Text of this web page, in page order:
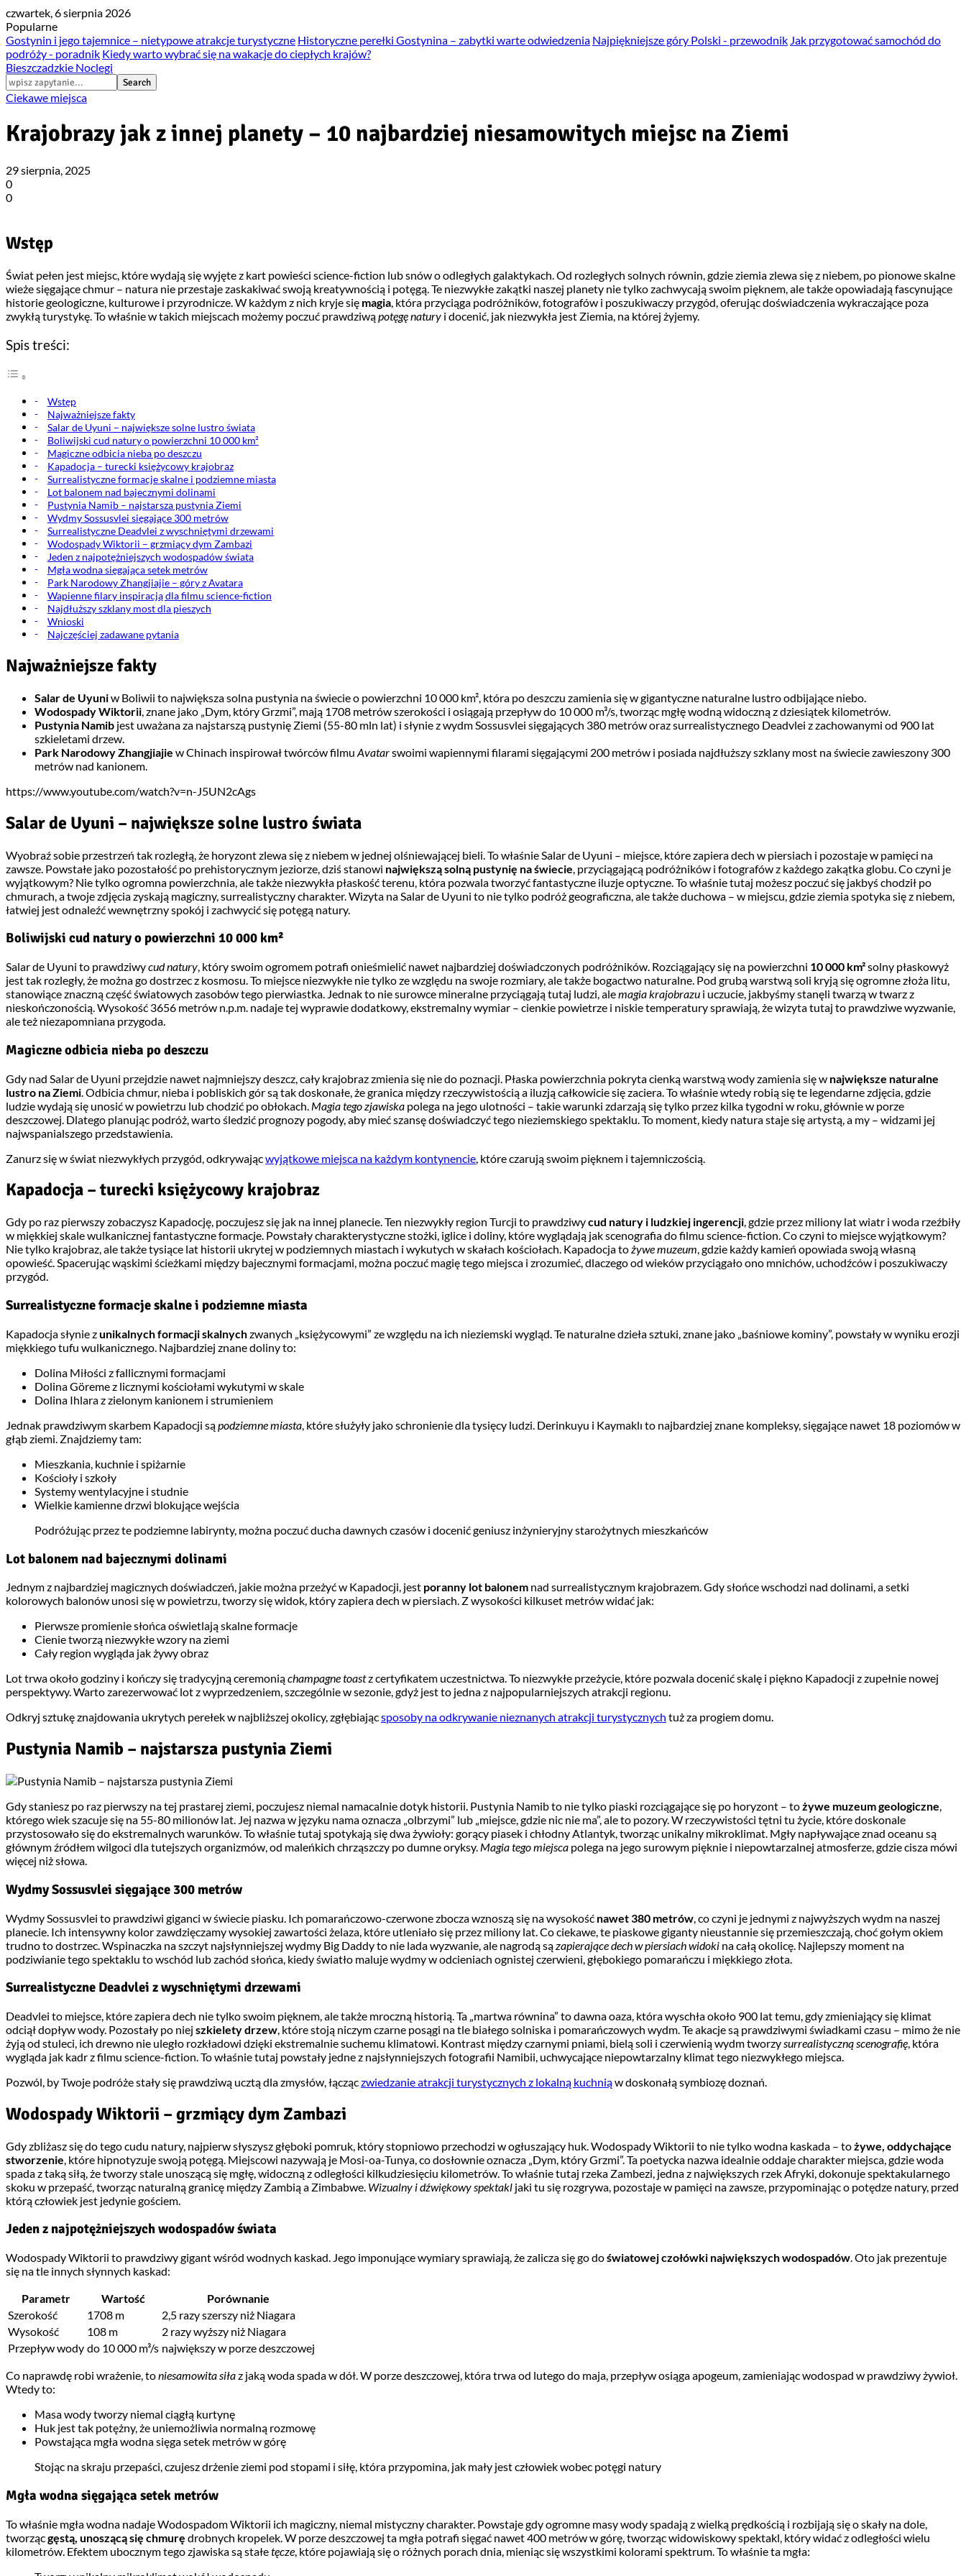
czwartek, 6 sierpnia 2026
Popularne
Gostynin i jego tajemnice – nietypowe atrakcje turystyczne Historyczne perełki Gostynina – zabytki warte odwiedzenia Najpiękniejsze góry Polski - przewodnik Jak przygotować samochód do
podróży - poradnik Kiedy warto wybrać się na wakacje do ciepłych krajów?
Bieszczadzkie Noclegi
Ciekawe miejsca
Krajobrazy jak z innej planety – 10 najbardziej niesamowitych miejsc na Ziemi
29 sierpnia, 2025
0
0
Wstęp
Świat pełen jest miejsc, które wydają się wyjęte z kart powieści science-fiction lub snów o odległych galaktykach. Od rozległych solnych równin, gdzie ziemia zlewa się z niebem, po pionowe skalne
wieże sięgające chmur – natura nie przestaje zaskakiwać swoją kreatywnością i potęgą. Te niezwykłe zakątki naszej planety nie tylko zachwycają swoim pięknem, ale także opowiadają fascynujące
historie geologiczne, kulturowe i przyrodnicze. W każdym z nich kryje się magia , która przyciąga podróżników, fotografów i poszukiwaczy przygód, oferując doświadczenia wykraczające poza
zwykłą turystykę. To właśnie w takich miejscach możemy poczuć prawdziwąpotęgę natury i docenić, jak niezwykła jest Ziemia, na której żyjemy.
Spis treści:
Wstęp
Najważniejsze fakty
Salar de Uyuni – największe solne lustro świata
Boliwijski cud natury o powierzchni 10 000 km²
Magiczne odbicia nieba po deszczu
Kapadocja – turecki księżycowy krajobraz
Surrealistyczne formacje skalne i podziemne miasta
Lot balonem nad bajecznymi dolinami
Pustynia Namib – najstarsza pustynia Ziemi
Wydmy Sossusvlei sięgające 300 metrów
Surrealistyczne Deadvlei z wyschniętymi drzewami
Wodospady Wiktorii – grzmiący dym Zambazi
Jeden z najpotężniejszych wodospadów świata
Mgła wodna sięgająca setek metrów
Park Narodowy Zhangjiajie – góry z Avatara
Wapienne filary inspiracją dla filmu science-fiction
Najdłuższy szklany most dla pieszych
Wnioski
Najczęściej zadawane pytania
Najważniejsze fakty
Salar de Uyuniw Boliwii to największa solna pustynia na świecie o powierzchni 10 000 km², która po deszczu zamienia się w gigantyczne naturalne lustro odbijające niebo.
Wodospady Wiktorii, znane jako „Dym, który Grzmi”, mają 1708 metrów szerokości i osiągają przepływ do 10 000 m³/s, tworząc mgłę wodną widoczną z dziesiątek kilometrów.
Pustynia Namib jest uważana za najstarszą pustynię Ziemi (55-80 mln lat) i słynie z wydm Sossusvlei sięgających 380 metrów oraz surrealistycznego Deadvlei z zachowanymi od 900 lat
szkieletami drzew.
Park Narodowy Zhangjiajie w Chinach inspirował twórców filmu Avatarswoimi wapiennymi filarami sięgającymi 200 metrów i posiada najdłuższy szklany most na świecie zawieszony 300
metrów nad kanionem.
https://www.youtube.com/watch?v=n-J5UN2cAgs
Salar de Uyuni – największe solne lustro świata
Wyobraź sobie przestrzeń tak rozległą, że horyzont zlewa się z niebem w jednej olśniewającej bieli. To właśnie Salar de Uyuni – miejsce, które zapiera dech w piersiach i pozostaje w pamięci na
zawsze. Powstałe jako pozostałość po prehistorycznym jeziorze, dziś stanowi największą solną pustynię na świecie , przyciągającą podróżników i fotografów z każdego zakątka globu. Co czyni je
wyjątkowym? Nie tylko ogromna powierzchnia, ale także niezwykła płaskość terenu, która pozwala tworzyć fantastyczne iluzje optyczne. To właśnie tutaj możesz poczuć się jakbyś chodził po
chmurach, a twoje zdjęcia zyskają magiczny, surrealistyczny charakter. Wizyta na Salar de Uyuni to nie tylko podróż geograficzna, ale także duchowa – w miejscu, gdzie ziemia spotyka się z niebem,
łatwiej jest odnaleźć wewnętrzny spokój i zachwycić się potęgą natury.
Boliwijski cud natury o powierzchni 10 000 km²
Salar de Uyuni to prawdziwycud natury, który swoim ogromem potrafi onieśmielić nawet najbardziej doświadczonych podróżników. Rozciągający się na powierzchni 10 000 km²solny płaskowyż
jest tak rozległy, że można go dostrzec z kosmosu. To miejsce niezwykłe nie tylko ze względu na swoje rozmiary, ale także bogactwo naturalne. Pod grubą warstwą soli kryją się ogromne złoża litu,
stanowiące znaczną część światowych zasobów tego pierwiastka. Jednak to nie surowce mineralne przyciągają tutaj ludzi, alemagia krajobrazu i uczucie, jakbyśmy stanęli twarzą w twarz z
nieskończonością. Wysokość 3656 metrów n.p.m. nadaje tej wyprawie dodatkowy, ekstremalny wymiar – cienkie powietrze i niskie temperatury sprawiają, że wizyta tutaj to prawdziwe wyzwanie,
ale też niezapomniana przygoda.
Magiczne odbicia nieba po deszczu
Gdy nad Salar de Uyuni przejdzie nawet najmniejszy deszcz, cały krajobraz zmienia się nie do poznacji. Płaska powierzchnia pokryta cienką warstwą wody zamienia się w największe naturalne
lustro na Ziemi . Odbicia chmur, nieba i pobliskich gór są tak doskonałe, że granica między rzeczywistością a iluzją całkowicie się zaciera. To właśnie wtedy robią się te legendarne zdjęcia, gdzie
ludzie wydają się unosić w powietrzu lub chodzić po obłokach. Magia tego zjawiska polega na jego ulotności – takie warunki zdarzają się tylko przez kilka tygodni w roku, głównie w porze
deszczowej. Dlatego planując podróż, warto śledzić prognozy pogody, aby mieć szansę doświadczyć tego nieziemskiego spektaklu. To moment, kiedy natura staje się artystą, a my – widzami jej
najwspanialszego przedstawienia.
Zanurz się w świat niezwykłych przygód, odkrywającwyjątkowe miejsca na każdym kontynencie , które czarują swoim pięknem i tajemniczością.
Kapadocja – turecki księżycowy krajobraz
Gdy po raz pierwszy zobaczysz Kapadocję, poczujesz się jak na innej planecie. Ten niezwykły region Turcji to prawdziwycud natury i ludzkiej ingerencji, gdzie przez miliony lat wiatr i woda rzeźbiły
w miękkiej skale wulkanicznej fantastyczne formacje. Powstały charakterystyczne stożki, iglice i doliny, które wyglądają jak scenografia do filmu science-fiction. Co czyni to miejsce wyjątkowym?
Nie tylko krajobraz, ale także tysiące lat historii ukrytej w podziemnych miastach i wykutych w skałach kościołach. Kapadocja tożywe muzeum, gdzie każdy kamień opowiada swoją własną
opowieść. Spacerując wąskimi ścieżkami między bajecznymi formacjami, można poczuć magię tego miejsca i zrozumieć, dlaczego od wieków przyciągało ono mnichów, uchodźców i poszukiwaczy
przygód.
Surrealistyczne formacje skalne i podziemne miasta
Kapadocja słynie zunikalnych formacji skalnychzwanych „księżycowymi” ze względu na ich nieziemski wygląd. Te naturalne dzieła sztuki, znane jako „baśniowe kominy”, powstały w wyniku erozji
miękkiego tufu wulkanicznego. Najbardziej znane doliny to:
Dolina Miłości z fallicznymi formacjami
Dolina Göreme z licznymi kościołami wykutymi w skale
Dolina Ihlara z zielonym kanionem i strumieniem
Jednak prawdziwym skarbem Kapadocji sąpodziemne miasta, które służyły jako schronienie dla tysięcy ludzi. Derinkuyu i Kaymaklı to najbardziej znane kompleksy, sięgające nawet 18 poziomów w
głąb ziemi. Znajdziemy tam:
Mieszkania, kuchnie i spiżarnie
Kościoły i szkoły
Systemy wentylacyjne i studnie
Wielkie kamienne drzwi blokujące wejścia
Podróżując przez te podziemne labirynty, można poczuć ducha dawnych czasów i docenić geniusz inżynieryjny starożytnych mieszkańców
Lot balonem nad bajecznymi dolinami
Jednym z najbardziej magicznych doświadczeń, jakie można przeżyć w Kapadocji, jest poranny lot balonem nad surrealistycznym krajobrazem. Gdy słońce wschodzi nad dolinami, a setki
kolorowych balonów unosi się w powietrzu, tworzy się widok, który zapiera dech w piersiach. Z wysokości kilkuset metrów widać jak:
Pierwsze promienie słońca oświetlają skalne formacje
Cienie tworzą niezwykłe wzory na ziemi
Cały region wygląda jak żywy obraz
Lot trwa około godziny i kończy się tradycyjną ceremoniąchampagne toastz certyfikatem uczestnictwa. To niezwykłe przeżycie, które pozwala docenić skalę i piękno Kapadocji z zupełnie nowej
perspektywy. Warto zarezerwować lot z wyprzedzeniem, szczególnie w sezonie, gdyż jest to jedna z najpopularniejszych atrakcji regionu.
Odkryj sztukę znajdowania ukrytych perełek w najbliższej okolicy, zgłębiającsposoby na odkrywanie nieznanych atrakcji turystycznych tuż za progiem domu.
Pustynia Namib – najstarsza pustynia Ziemi
Gdy staniesz po raz pierwszy na tej prastarej ziemi, poczujesz niemal namacalnie dotyk historii. Pustynia Namib to nie tylko piaski rozciągające się po horyzont – tożywe muzeum geologiczne,
którego wiek szacuje się na 55-80 milionów lat. Jej nazwa w języku nama oznacza „olbrzymi” lub „miejsce, gdzie nic nie ma”, ale to pozory. W rzeczywistości tętni tu życie, które doskonale
przystosowało się do ekstremalnych warunków. To właśnie tutaj spotykają się dwa żywioły: gorący piasek i chłodny Atlantyk, tworząc unikalny mikroklimat. Mgły napływające znad oceanu są
głównym źródłem wilgoci dla tutejszych organizmów, od maleńkich chrząszczy po dumne oryksy. Magia tego miejsca polega na jego surowym pięknie i niepowtarzalnej atmosferze, gdzie cisza mówi
więcej niż słowa.
Wydmy Sossusvlei sięgające 300 metrów
Wydmy Sossusvlei to prawdziwi giganci w świecie piasku. Ich pomarańczowo-czerwone zbocza wznoszą się na wysokość nawet 380 metrów , co czyni je jednymi z najwyższych wydm na naszej
planecie. Ich intensywny kolor zawdzięczamy wysokiej zawartości żelaza, które utleniało się przez miliony lat. Co ciekawe, te piaskowe giganty nieustannie się przemieszczają, choć gołym okiem
trudno to dostrzec. Wspinaczka na szczyt najsłynniejszej wydmy Big Daddy to nie lada wyzwanie, ale nagrodą są zapierające dech w piersiach widoki na całą okolicę. Najlepszy moment na
podziwianie tego spektaklu to wschód lub zachód słońca, kiedy światło maluje wydmy w odcieniach ognistej czerwieni, głębokiego pomarańczu i miękkiego złota.
Surrealistyczne Deadvlei z wyschniętymi drzewami
Deadvlei to miejsce, które zapiera dech nie tylko swoim pięknem, ale także mroczną historią. Ta „martwa równina” to dawna oaza, która wyschła około 900 lat temu, gdy zmieniający się klimat
odciął dopływ wody. Pozostały po niej szkielety drzew, które stoją niczym czarne posągi na tle białego solniska i pomarańczowych wydm. Te akacje są prawdziwymi świadkami czasu – mimo że nie
żyją od stuleci, ich drewno nie uległo rozkładowi dzięki ekstremalnie suchemu klimatowi. Kontrast między czarnymi pniami, bielą soli i czerwienią wydm tworzysurrealistyczną scenografię, która
wygląda jak kadr z filmu science-fiction. To właśnie tutaj powstały jedne z najsłynniejszych fotografii Namibii, uchwycające niepowtarzalny klimat tego niezwykłego miejsca.
Pozwól, by Twoje podróże stały się prawdziwą ucztą dla zmysłów, łączączwiedzanie atrakcji turystycznych z lokalną kuchniąw doskonałą symbiozę doznań.
Wodospady Wiktorii – grzmiący dym Zambazi
Gdy zbliżasz się do tego cudu natury, najpierw słyszysz głęboki pomruk, który stopniowo przechodzi w ogłuszający huk. Wodospady Wiktorii to nie tylko wodna kaskada – tożywe, oddychające
stworzenie , które hipnotyzuje swoją potęgą. Miejscowi nazywają je Mosi-oa-Tunya, co dosłownie oznacza „Dym, który Grzmi”. Ta poetycka nazwa idealnie oddaje charakter miejsca, gdzie woda
spada z taką siłą, że tworzy stale unoszącą się mgłę, widoczną z odległości kilkudziesięciu kilometrów. To właśnie tutaj rzeka Zambezi, jedna z największych rzek Afryki, dokonuje spektakularnego
skoku w przepaść, tworząc naturalną granicę między Zambią a Zimbabwe. Wizualny i dźwiękowy spektakl jaki tu się rozgrywa, pozostaje w pamięci na zawsze, przypominając o potędze natury, przed
którą człowiek jest jedynie gościem.
Jeden z najpotężniejszych wodospadów świata
Wodospady Wiktorii to prawdziwy gigant wśród wodnych kaskad. Jego imponujące wymiary sprawiają, że zalicza się go doświatowej czołówki największych wodospadów. Oto jak prezentuje
się na tle innych słynnych kaskad:
Parametr
Wartość
Porównanie
Szerokość
1708 m
2,5 razy szerszy niż Niagara
Wysokość
108 m
2 razy wyższy niż Niagara
Przepływ wody do 10 000 m³/s największy w porze deszczowej
Co naprawdę robi wrażenie, toniesamowita siłaz jaką woda spada w dół. W porze deszczowej, która trwa od lutego do maja, przepływ osiąga apogeum, zamieniając wodospad w prawdziwy żywioł.
Wtedy to:
Masa wody tworzy niemal ciągłą kurtynę
Huk jest tak potężny, że uniemożliwia normalną rozmowę
Powstająca mgła wodna sięga setek metrów w górę
Stojąc na skraju przepaści, czujesz drżenie ziemi pod stopami i siłę, która przypomina, jak mały jest człowiek wobec potęgi natury
Mgła wodna sięgająca setek metrów
To właśnie mgła wodna nadaje Wodospadom Wiktorii ich magiczny, niemal mistyczny charakter. Powstaje gdy ogromne masy wody spadają z wielką prędkością i rozbijają się o skały na dole,
tworzącgęstą, unoszącą się chmurę drobnych kropelek. W porze deszczowej ta mgła potrafi sięgać nawet 400 metrów w górę, tworząc widowiskowy spektakl, który widać z odległości wielu
kilometrów. Efektem ubocznym tego zjawiska są stałetęcze , które pojawiają się o różnych porach dnia, mieniąc się wszystkimi kolorami spektrum. To właśnie ta mgła: